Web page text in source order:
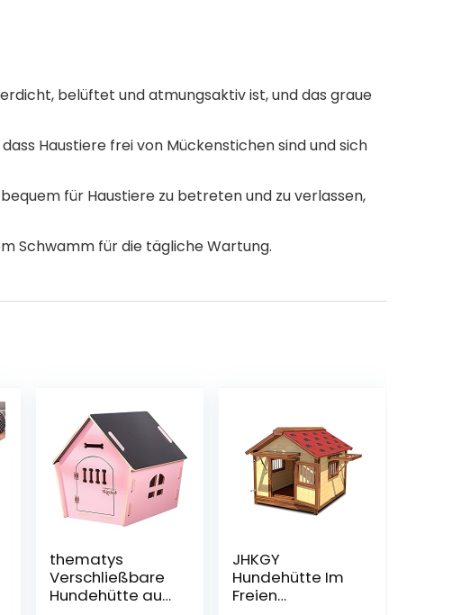
belüftet und atmungsaktiv ist, und das graue
Haustiere frei von Mückenstichen sind und sich
für Haustiere zu betreten und zu verlassen,
Schwamm für die tägliche Wartung.
thematys
Verschließbare
Hundehütte aus
JHKGY
Hundehütte Im
Freien